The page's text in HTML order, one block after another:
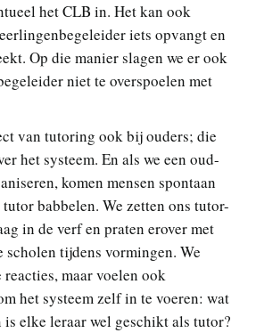
het CLB in. Het kan ook
iets opvangt en
Op die manier slagen we er ook
niet te overspoelen met
van tutoring ook bij ouders; die
het systeem. En als we een oud-
komen mensen spontaan
babbelen. We zetten ons tutor-
in de verf en praten erover met
scholen tijdens vormingen. We
maar voelen ook
het systeem zelf in te voeren: wat
elke leraar wel geschikt als tutor?